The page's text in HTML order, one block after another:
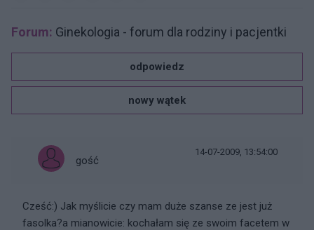
Forum: Ginekologia - forum dla rodziny i pacjentki
odpowiedz
nowy wątek
gość
14-07-2009, 13:54:00
Cześć:) Jak myślicie czy mam duże szanse ze jest już
fasolka?a mianowicie: kochałam się ze swoim facetem w